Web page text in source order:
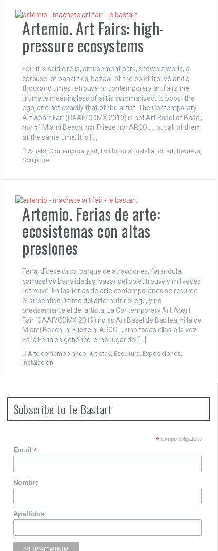
Artemio. Art Fairs: high-
pressure ecosystems
Fair, it is said circus, amusement park, showbiz world, a
carousel of banalities, bazaar of the objet trouvé and a
thousand times retrouvé. In contemporary art fairs the
ultimate meaningless of art is summarized: to boost the
ego, and not exactly that of the artist. The Contemporary
Art Apart Fair (CAAF/CDMX 2019) is not Art Basel of Basel,
nor of Miami Beach, nor Frieze nor ARCO …, but all of them
at the same time. It is […]
Artists, Contemporary art, Exhibitions, Installation art, Reviews,
Sculpture
Artemio. Ferias de arte:
ecosistemas con altas
presiones
Feria, dícese circo, parque de atracciones, farándula,
carrusel de banalidades, bazar del objet trouvé y mil veces
retrouvé. En las ferias de arte contemporáneo se resume
el sinsentido último del arte: nutrir el ego, y no
precisamente el del artista. La Contemporary Art Apart
Fair (CAAF/CDMX 2019) no es Art Basel de Basilea, ni la de
Miami Beach, ni Frieze ni ARCO…, sino todas ellas a la vez.
Es la Feria en genérico, el no-lugar del […]
Arte contemporaneo Artistas Escultura Exposiciones
Instalación
Subscribe to Le Bastart
*campo obligatorio
Email*
Nombre
Apellidos